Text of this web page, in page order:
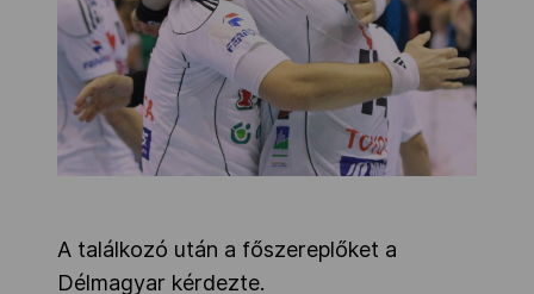
A találkozó után a főszereplőket a
Délmagyar kérdezte.